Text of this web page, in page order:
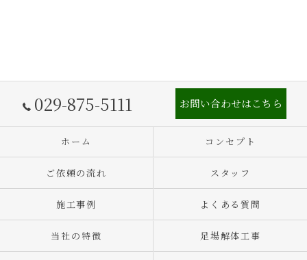
029-875-5111 お問い合わせはこちら
ホーム コンセプト
ご依頼の流れ スタッフ
施工事例 よくある質問
当社の特徴 足場解体工事